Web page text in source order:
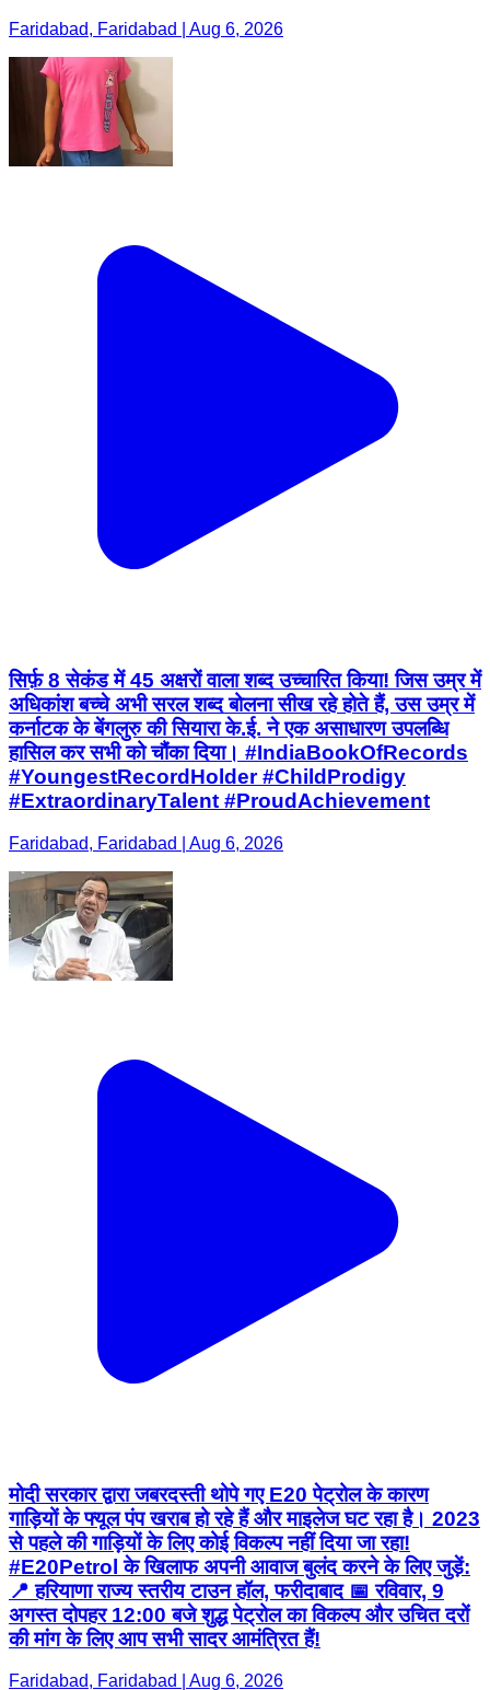
Faridabad, Faridabad | Aug 6, 2026
सिर्फ़ 8 सेकंड में 45 अक्षरों वाला शब्द उच्चारित किया! जिस उम्र में
अधिकांश बच्चे अभी सरल शब्द बोलना सीख रहे होते हैं, उस उम्र में
कर्नाटक के बेंगलुरु की सियारा के.ई. ने एक असाधारण उपलब्धि
हासिल कर सभी को चौंका दिया। #IndiaBookOfRecords
#YoungestRecordHolder #ChildProdigy
#ExtraordinaryTalent #ProudAchievement
Faridabad, Faridabad | Aug 6, 2026
मोदी सरकार द्वारा जबरदस्ती थोपे गए E20 पेट्रोल के कारण
गाड़ियों के फ्यूल पंप खराब हो रहे हैं और माइलेज घट रहा है। 2023
से पहले की गाड़ियों के लिए कोई विकल्प नहीं दिया जा रहा!
#E20Petrol के खिलाफ अपनी आवाज बुलंद करने के लिए जुड़ें:
📍 हरियाणा राज्य स्तरीय टाउन हॉल, फरीदाबाद 📅 रविवार, 9
अगस्त दोपहर 12:00 बजे शुद्ध पेट्रोल का विकल्प और उचित दरों
की मांग के लिए आप सभी सादर आमंत्रित हैं!
Faridabad, Faridabad | Aug 6, 2026